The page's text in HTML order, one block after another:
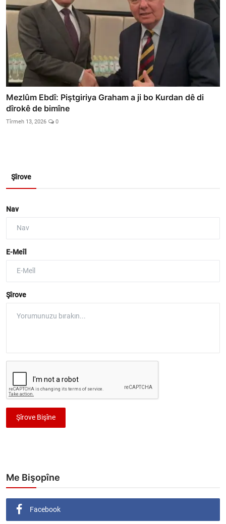
Mezlûm Ebdî: Piştgiriya Graham a ji bo Kurdan dê di
dîrokê de bimîne
Tîrmeh 13, 2026 0
Şîrove
Nav
E-Meîl
Şîrove
Şîrove Bişîne
Me Bişopîne
Facebook